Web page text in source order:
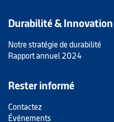
Durabilité & Innovation
Notre stratégie de durabilité
Rapport annuel 2024
Rester informé
Contactez
Événements